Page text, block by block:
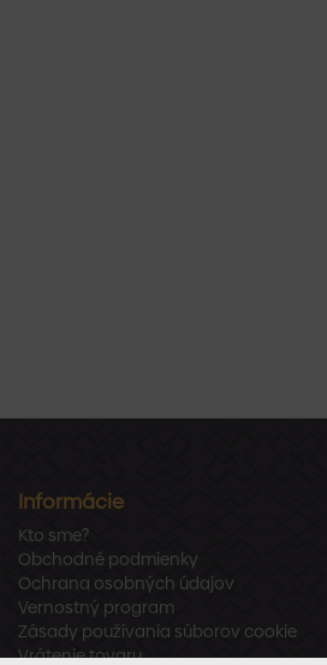
Informácie
Kto sme?
Obchodné podmienky
Ochrana osobných údajov
Vernostný program
Zásady používania súborov cookie
Vrátenie tovaru